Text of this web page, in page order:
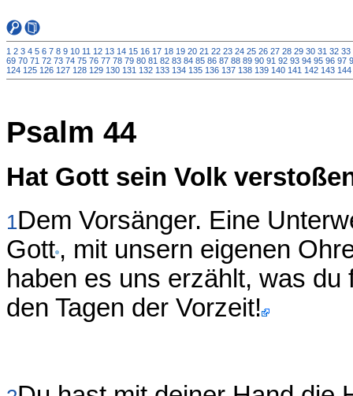
1 2 3 4 5 6 7 8 9 10 11 12 13 14 15 16 17 18 19 20 21 22 23 24 25 26 27 28 29 30 31 32 33
69 70 71 72 73 74 75 76 77 78 79 80 81 82 83 84 85 86 87 88 89 90 91 92 93 94 95 96 97
124 125 126 127 128 129 130 131 132 133 134 135 136 137 138 139 140 141 142 143 144
Psalm 44
Hat Gott sein Volk
1Dem Vorsänger. Eine
Gott , mit unsern eigenen
haben es uns erzählt, was
den Tagen der Vorzeit!